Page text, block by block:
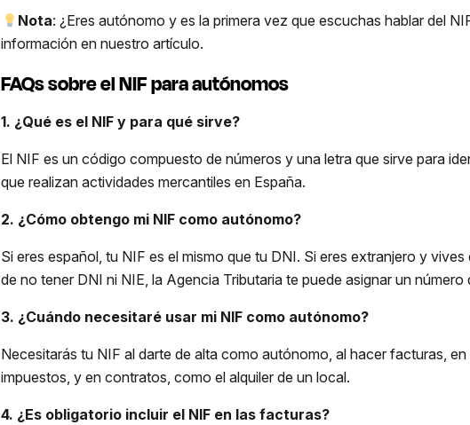
Nota: ¿Eres autónomo y es la primera vez que escuchas hablar del
información en nuestro artículo.
FAQs sobre el NIF para autónomos
1. ¿Qué es el NIF y para qué sirve?
El NIF es un código compuesto de números y una letra que sirve para
que realizan actividades mercantiles en España.
2. ¿Cómo obtengo mi NIF como autónomo?
Si eres español, tu NIF es el mismo que tu DNI. Si eres extranjero y
de no tener DNI ni NIE, la Agencia Tributaria te puede asignar un
3. ¿Cuándo necesitaré usar mi NIF como autónomo?
Necesitarás tu NIF al darte de alta como autónomo, al hacer facturas,
impuestos, y en contratos, como el alquiler de un local.
4. ¿Es obligatorio incluir el NIF en las facturas?